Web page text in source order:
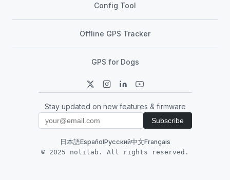
Config Tool
Offline GPS Tracker
GPS for Dogs
Stay updated on new features & firmware
Subscribe
日本語EspañolРусский中文Français
© 2025 nolilab. All rights reserved.